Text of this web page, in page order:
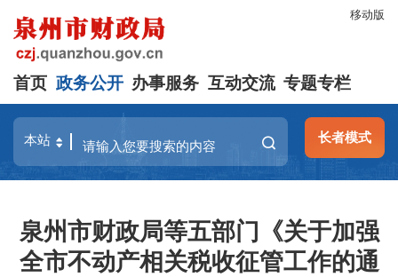
移动版
首页 政务公开 办事服务 互动交流 专题专栏
长者模式
泉州市财政局等五部门《关于加强
全市不动产相关税收征管工作的通